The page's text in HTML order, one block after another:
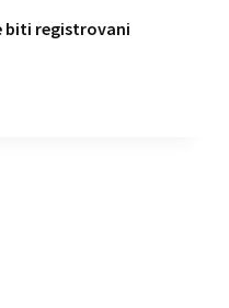
biti registrovani